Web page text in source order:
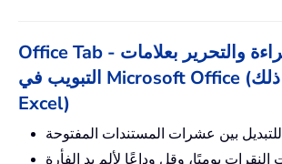
Office Tab - تمكين القراءة والتحرير بعلامات
التبويب في Microsoft Office (بما في ذلك
Excel)